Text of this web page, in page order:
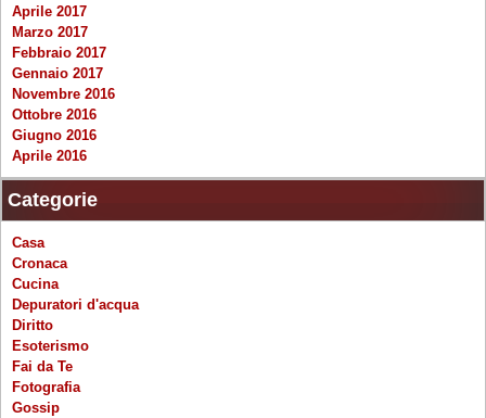
Aprile 2017
Marzo 2017
Febbraio 2017
Gennaio 2017
Novembre 2016
Ottobre 2016
Giugno 2016
Aprile 2016
Categorie
Casa
Cronaca
Cucina
Depuratori d'acqua
Diritto
Esoterismo
Fai da Te
Fotografia
Gossip